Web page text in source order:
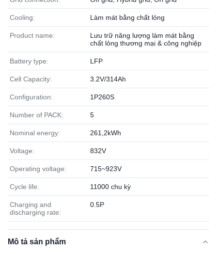
Cooling: Làm mát bằng chất lỏng
Product name:
Lưu trữ năng lượng làm mát bằng
chất lỏng thương mại & công nghiệp
Battery type: LFP
Cell Capacity: 3.2V/314Ah
Configuration: 1P260S
Number of PACK: 5
Nominal energy: 261,2kWh
Voltage: 832V
Operating voltage: 715~923V
Cycle life: 11000 chu kỳ
Charging and
discharging rate:
0.5P
Mô tả sản phẩm